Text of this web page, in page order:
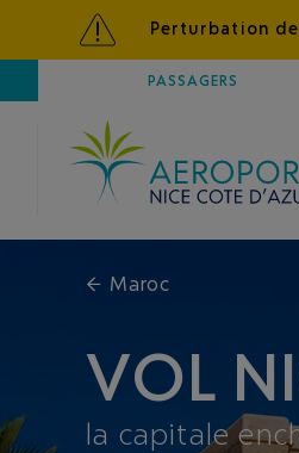
Perturbation
PASSAGERS
AÉROPORTNICE CÔTE
← Maroc
VOL
la capitale